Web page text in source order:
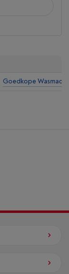
Goedkope